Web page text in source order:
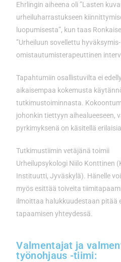
Ehrlingin aiheena oli ”Lasten
urheiluharrastukseen
luopumisesta”, kun taas
”Urheiluun sovellettu
omistautumisterapeuttinen
Tapahtumiin osallistuvilta ei
aikaisempaa kokemusta
tutkimustoiminnasta.
johonkin tiettyyn aihealueeseen,
pyrkimyksenä on käsitellä
Tutkimustiimin vetäjänä toimii
Urheilupsykologi Niilo Konttinen
Instituutti, Jyväskylä). Hänelle voi
myös esittää toiveita
ilmoittaa halukkuudestaan pitää
tapaamisen yhteydessä.
Valmentajat ja
työnohjaus -tiimi: